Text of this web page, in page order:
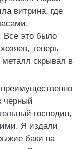
витрина, где
это было
теперь
скрывал в
черный
господин,
Я издали
баки на